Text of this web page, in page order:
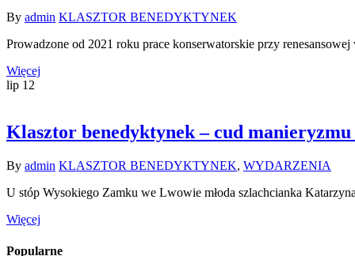
By admin KLASZTOR BENEDYKTYNEK
Prowadzone od 2021 roku prace konserwatorskie przy
Więcej
lip 12
Klasztor benedyktynek – cud
By admin KLASZTOR BENEDYKTYNEK, WYDARZENIA
U stóp Wysokiego Zamku we Lwowie młoda szlachcianka
Więcej
Popularne